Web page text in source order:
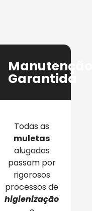
Manutenção
Garantida
Todas as
muletas
alugadas
passam por
rigorosos
processos de
higienização